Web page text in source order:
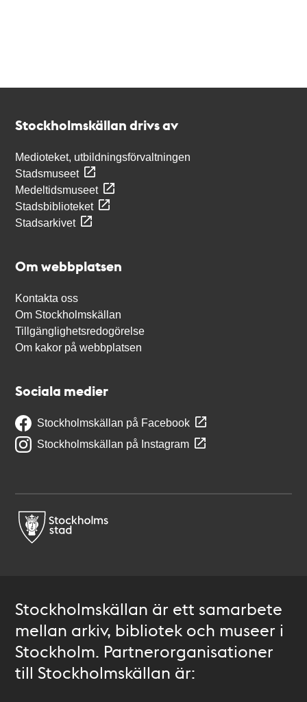
Stockholmskällan drivs av
Medioteket, utbildningsförvaltningen
Stadsmuseet
Medeltidsmuseet
Stadsbiblioteket
Stadsarkivet
Om webbplatsen
Kontakta oss
Om Stockholmskällan
Tillgänglighetsredogörelse
Om kakor på webbplatsen
Sociala medier
Stockholmskällan på Facebook
Stockholmskällan på Instagram
Stockholmskällan är ett samarbete
mellan arkiv, bibliotek och museer i
Stockholm. Partnerorganisationer
till Stockholmskällan är: